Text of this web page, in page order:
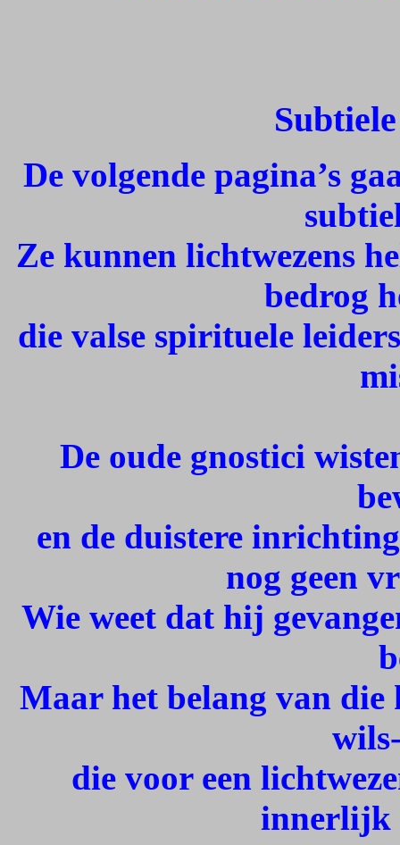
De volgende pagina’s
Ze kunnen lichtwezens
bedrog
die valse spirituele
De oude gnostici
en de duistere
nog geen
Wie weet dat hij
Maar het belang van die
die voor een
innerlijk